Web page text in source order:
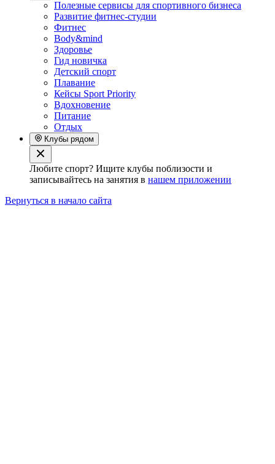
Полезные сервисы для спортивного бизнеса
Развитие фитнес-студии
Фитнес
Body&mind
Здоровье
Гид новичка
Детский спорт
Плавание
Кейсы Sport Priority
Вдохновение
Питание
Отдых
Клубы рядом
Любите спорт? Ищите клубы поблизости и
записывайтесь на занятия в нашем приложении
Вернуться в начало сайта